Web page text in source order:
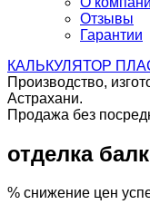
Отзывы
Гарантии
КАЛЬКУЛЯТОР
Производство,
Астрахани.
Продажа без
отделка
% снижение цен